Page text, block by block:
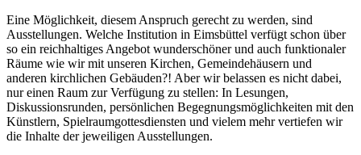
Eine Möglichkeit, diesem Anspruch gerecht zu werden, sind
Ausstellungen. Welche Institution in Eimsbüttel verfügt schon über
so ein reichhaltiges Angebot wunderschöner und auch funktionaler
Räume wie wir mit unseren Kirchen, Gemeindehäusern und
anderen kirchlichen Gebäuden?! Aber wir belassen es nicht dabei,
nur einen Raum zur Verfügung zu stellen: In Lesungen,
Diskussionsrunden, persönlichen Begegnungsmöglichkeiten mit den
Künstlern, Spielraumgottesdiensten und vielem mehr vertiefen wir
die Inhalte der jeweiligen Ausstellungen.